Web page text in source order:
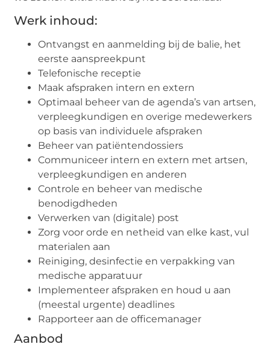
Werk inhoud:
Ontvangst en aanmelding bij de balie, het
eerste aanspreekpunt
Telefonische receptie
Maak afspraken intern en extern
Optimaal beheer van de agenda’s van artsen,
verpleegkundigen en overige medewerkers
op basis van individuele afspraken
Beheer van patiëntendossiers
Communiceer intern en extern met artsen,
verpleegkundigen en anderen
Controle en beheer van medische
benodigdheden
Verwerken van (digitale) post
Zorg voor orde en netheid van elke kast, vul
materialen aan
Reiniging, desinfectie en verpakking van
medische apparatuur
Implementeer afspraken en houd u aan
(meestal urgente) deadlines
Rapporteer aan de officemanager
Aanbod